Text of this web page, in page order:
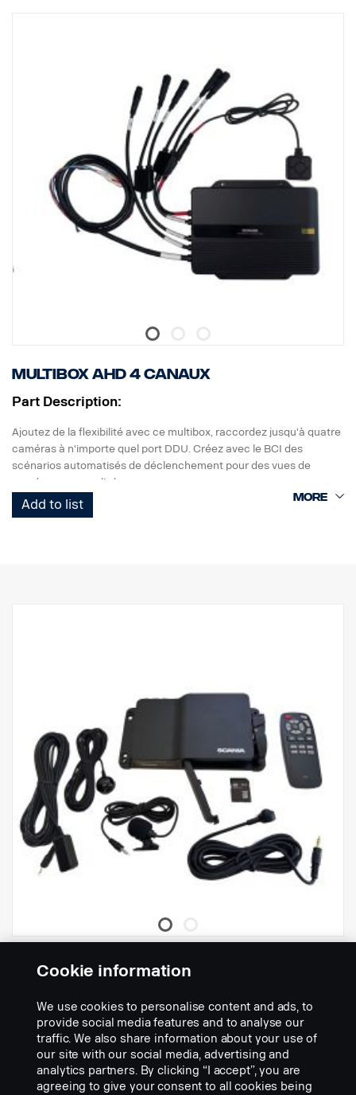
Multibox AHD 4 canaux
Part Description:
Ajoutez de la flexibilité avec ce multibox, raccordez jusqu'à quatre
caméras à n'importe quel port DDU. Créez avec le BCI des
scénarios automatisés de déclenchement pour des vues de
caméra personnalisées.
Raccordement au DDU ou à un contrôleur autonome 10"
3254867
• Dimensions L175 H29 P196
• Résiste aux vibrations
• Conforme à l'ADR
• Poids 981 g (appareil seul)
À utiliser avec le tableau de bord Smart Dash,
Non compatibleavec AUS4
nécessite l'adaptateur 3203561 ou 3186731 pour se raccorder
au port de la caméra DDU.
Add to list
MDVR AHD 4CH
Part Description:
Enregistrez votre environnement avec ce multibox à 4 canaux.
Il enregistre jusqu'à 4 canaux individuels et peut être raccordé à
toutes les caméras de bord intelligentes Scania.
Cookie information
We use cookies to personalise content and ads, to
provide social media features and to analyse our
traffic. We also share information about your use of
our site with our social media, advertising and
analytics partners. By clicking “I accept”, you are
agreeing to give your consent to all cookies being